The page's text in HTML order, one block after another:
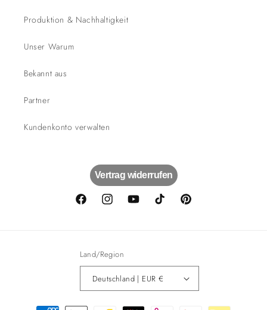
Produktion & Nachhaltigkeit
Unser Warum
Bekannt aus
Partner
Kundenkonto verwalten
Vertrag widerrufen
FacebookInstagramYouTubeTikTok Pinterest
Land/Region
Deutschland | EUR €
Zahlungsmethoden